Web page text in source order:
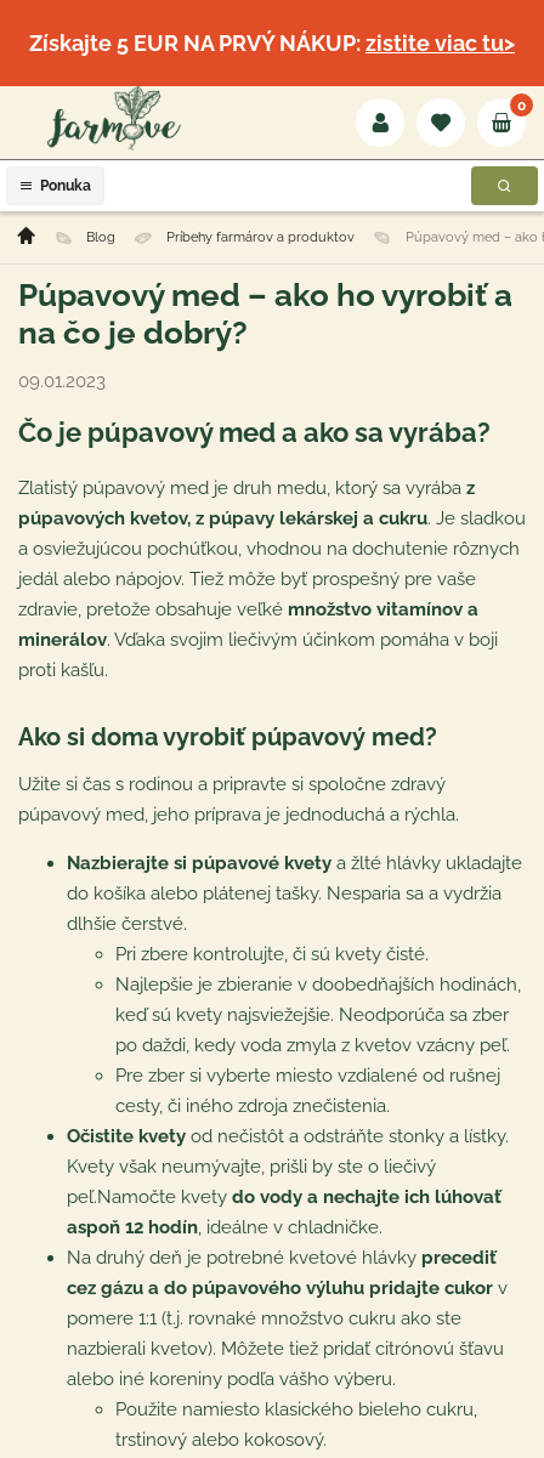
Získajte 5 EUR NA PRVÝ NÁKUP:zistite viac tu>
Ponuka
0
Blog Príbehy farmárov a produktov Púpavový med – ako
Púpavový med – ako ho vyrobiť a
na čo je dobrý?
09.01.2023
Čo je púpavový med a ako sa vyrába?
Zlatistý púpavový med je druh medu, ktorý sa vyrába z
púpavových kvetov, z púpavy lekárskej a cukru. Je sladkou
a osviežujúcou pochúťkou, vhodnou na dochutenie rôznych
jedál alebo nápojov. Tiež môže byť prospešný pre vaše
zdravie, pretože obsahuje veľké množstvo vitamínov a
minerálov. Vďaka svojim liečivým účinkom pomáha v boji
proti kašľu.
Ako si doma vyrobiť púpavový med?
Užite si čas s rodinou a pripravte si spoločne zdravý
púpavový med, jeho príprava je jednoduchá a rýchla.
Nazbierajte si púpavové kvety a žlté hlávky ukladajte
do košíka alebo plátenej tašky. Nesparia sa a vydržia
dlhšie čerstvé.
Pri zbere kontrolujte, či sú kvety čisté.
Najlepšie je zbieranie v doobedňajších hodinách,
keď sú kvety najsviežejšie. Neodporúča sa zber
po daždi, kedy voda zmyla z kvetov vzácny peľ.
Pre zber si vyberte miesto vzdialené od rušnej
cesty, či iného zdroja znečistenia.
Očistite kvety od nečistôt a odstráňte stonky a lístky.
Kvety však neumývajte, prišli by ste o liečivý
peľ.Namočte kvety do vody a nechajte ich lúhovať
aspoň 12 hodín, ideálne v chladničke.
Na druhý deň je potrebné kvetové hlávky precediť
cez gázu a do púpavového výluhu pridajte cukor v
pomere 1:1 (t.j. rovnaké množstvo cukru ako ste
nazbierali kvetov). Môžete tiež pridať citrónovú šťavu
alebo iné koreniny podľa vášho výberu.
Použite namiesto klasického bieleho cukru,
trstinový alebo kokosový.